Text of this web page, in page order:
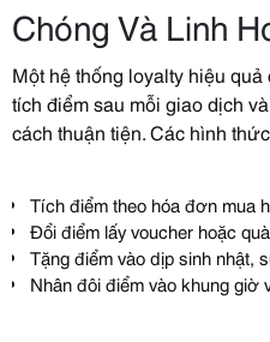
Chóng Và Linh
Một hệ thống loyalty hiệu
tích điểm sau mỗi giao dịch
cách thuận tiện. Các hình
Tích điểm theo hóa đơn mua
Đổi điểm lấy voucher hoặc
Tặng điểm vào dịp sinh nhật,
Nhân đôi điểm vào khung giờ